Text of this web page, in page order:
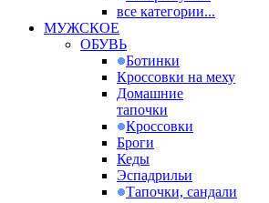
все категории...
МУЖСКОЕ
ОБУВЬ
Ботинки
Кроссовки на меху
Домашние
тапочки
Кроссовки
Броги
Кеды
Эспадрильи
Тапочки, сандали